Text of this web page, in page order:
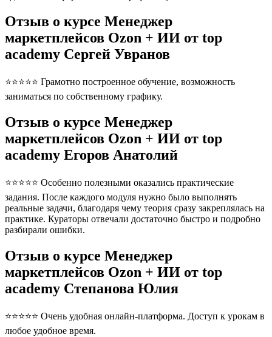
Отзыв о курсе Менеджер
маркетплейсов Ozon + ИИ от top
academy Сергей Увранов
⭐⭐⭐⭐⭐ Грамотно построенное обучение, возможность
заниматься по собственному графику.
Отзыв о курсе Менеджер
маркетплейсов Ozon + ИИ от top
academy Егоров Анатолий
⭐⭐⭐⭐⭐ Особенно полезными оказались практические
задания. После каждого модуля нужно было выполнять
реальные задачи, благодаря чему теория сразу закреплялась на
практике. Кураторы отвечали достаточно быстро и подробно
разбирали ошибки.
Отзыв о курсе Менеджер
маркетплейсов Ozon + ИИ от top
academy Степанова Юлия
⭐⭐⭐⭐⭐ Очень удобная онлайн-платформа. Доступ к урокам в
любое удобное время.